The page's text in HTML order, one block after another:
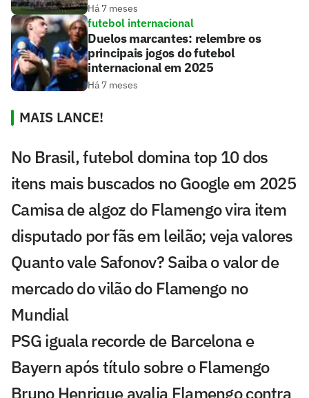
Há 7 meses
futebol internacional
Duelos marcantes: relembre os
principais jogos do futebol
internacional em 2025
Há 7 meses
MAIS LANCE!
No Brasil, futebol domina top 10 dos
itens mais buscados no Google em 2025
Camisa de algoz do Flamengo vira item
disputado por fãs em leilão; veja valores
Quanto vale Safonov? Saiba o valor de
mercado do vilão do Flamengo no
Mundial
PSG iguala recorde de Barcelona e
Bayern após título sobre o Flamengo
Bruno Henrique avalia Flamengo contra